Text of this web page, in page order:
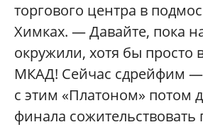
торгового центра в
Химках. — Давайте, пока
окружили, хотя бы просто
МКАД! Сейчас сдрейфим —
с этим «Платоном» потом
финала сожительствовать